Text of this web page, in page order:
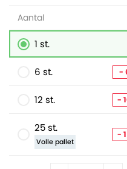
Aantal
1 st.
6 st. -
12 st. -
25 st.
Volle pallet
-